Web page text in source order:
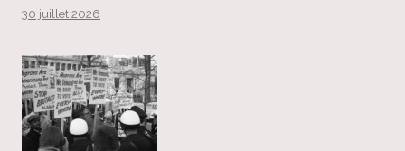
30 juillet 2026